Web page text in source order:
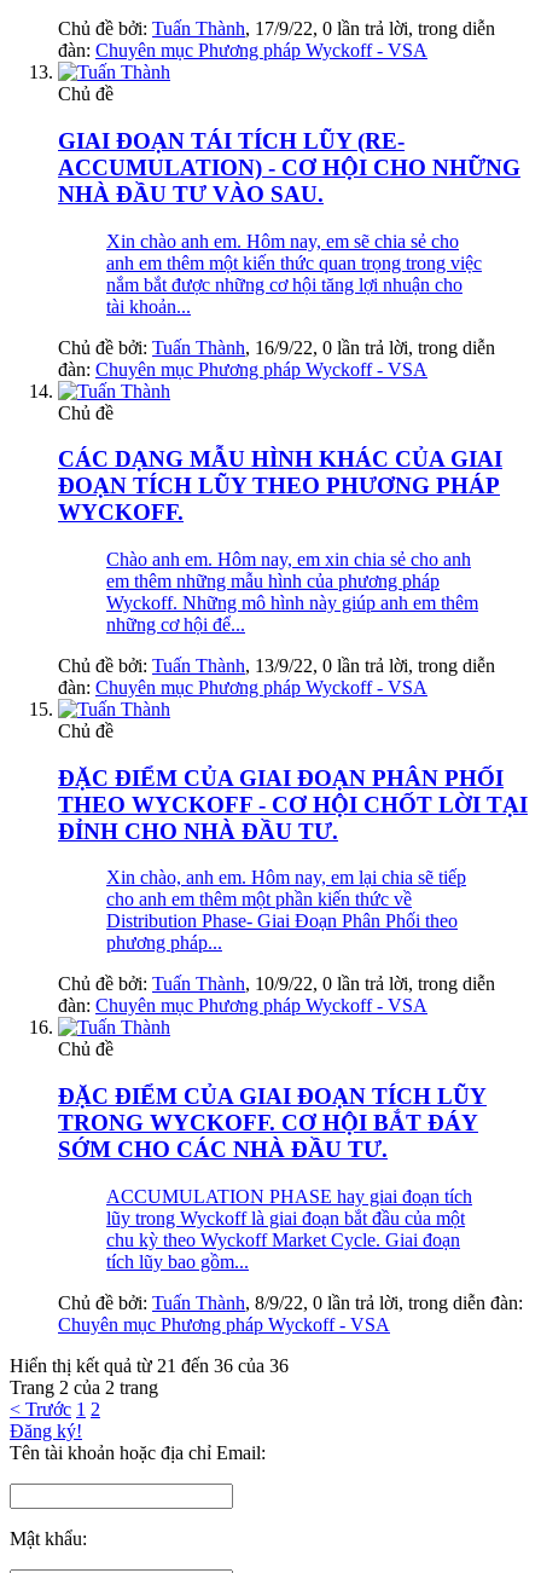
Chủ đề bởi: Tuấn Thành, 17/9/22, 0 lần trả lời, trong diễn
đàn: Chuyên mục Phương pháp Wyckoff - VSA
Chủ đề
GIAI ĐOẠN TÁI TÍCH LŨY (RE-
ACCUMULATION) - CƠ HỘI CHO NHỮNG
NHÀ ĐẦU TƯ VÀO SAU.
Xin chào anh em. Hôm nay, em sẽ chia sẻ cho
anh em thêm một kiến thức quan trọng trong việc
nắm bắt được những cơ hội tăng lợi nhuận cho
tài khoản...
Chủ đề bởi: Tuấn Thành, 16/9/22, 0 lần trả lời, trong diễn
đàn: Chuyên mục Phương pháp Wyckoff - VSA
Chủ đề
CÁC DẠNG MẪU HÌNH KHÁC CỦA GIAI
ĐOẠN TÍCH LŨY THEO PHƯƠNG PHÁP
WYCKOFF.
Chào anh em. Hôm nay, em xin chia sẻ cho anh
em thêm những mẫu hình của phương pháp
Wyckoff. Những mô hình này giúp anh em thêm
những cơ hội để...
Chủ đề bởi: Tuấn Thành, 13/9/22, 0 lần trả lời, trong diễn
đàn: Chuyên mục Phương pháp Wyckoff - VSA
Chủ đề
ĐẶC ĐIỂM CỦA GIAI ĐOẠN PHÂN PHỐI
THEO WYCKOFF - CƠ HỘI CHỐT LỜI TẠI
ĐỈNH CHO NHÀ ĐẦU TƯ.
Xin chào, anh em. Hôm nay, em lại chia sẽ tiếp
cho anh em thêm một phần kiến thức về
Distribution Phase- Giai Đoạn Phân Phối theo
phương pháp...
Chủ đề bởi: Tuấn Thành, 10/9/22, 0 lần trả lời, trong diễn
đàn: Chuyên mục Phương pháp Wyckoff - VSA
Chủ đề
ĐẶC ĐIỂM CỦA GIAI ĐOẠN TÍCH LŨY
TRONG WYCKOFF. CƠ HỘI BẮT ĐÁY
SỚM CHO CÁC NHÀ ĐẦU TƯ.
ACCUMULATION PHASE hay giai đoạn tích
lũy trong Wyckoff là giai đoạn bắt đầu của một
chu kỳ theo Wyckoff Market Cycle. Giai đoạn
tích lũy bao gồm...
Chủ đề bởi: Tuấn Thành, 8/9/22, 0 lần trả lời, trong diễn đàn:
Chuyên mục Phương pháp Wyckoff - VSA
Hiển thị kết quả từ 21 đến 36 của 36
Trang 2 của 2 trang
< Trước 1 2
Đăng ký!
Tên tài khoản hoặc địa chỉ Email:
Mật khẩu: